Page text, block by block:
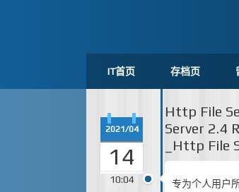
IT首页 存档页
Http File
Server 2.4
_Http File
2021/04
14
10:04
专为个人用户